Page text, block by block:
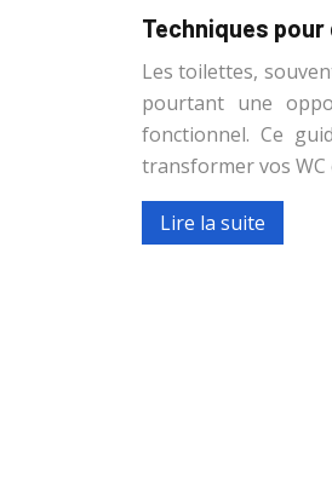
Techniques
Les toilettes,
pourtant une
fonctionnel. Ce
transformer vos
Lire la suite